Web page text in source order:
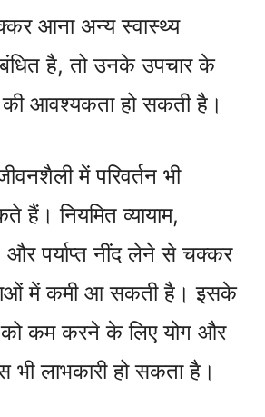
आना अन्य स्वास्थ्य
है, तो उनके उपचार के
की आवश्यकता हो सकती है।
में परिवर्तन भी
हैं। नियमित व्यायाम,
पर्याप्त नींद लेने से चक्कर
में कमी आ सकती है। इसके
को कम करने के लिए योग और
भी लाभकारी हो सकता है।